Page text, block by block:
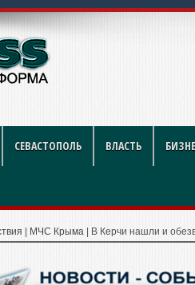
футбол стал индустрией
СЕВАСТОПОЛЬ ВЛАСТЬ
МЧС Крыма В Керчи нашли и